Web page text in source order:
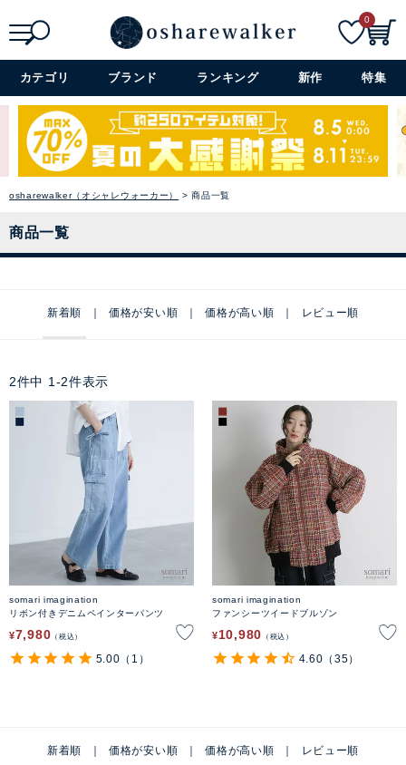
詳細検索+
0
カテゴリ ブランド ランキング 新作 特集
osharewalker（オシャレウォーカー） 商品一覧
商品一覧
新着順 価格が安い順 価格が高い順 レビュー順
2件中 1 -2件表示
somari imagination
リボン付きデニムペインターパンツ
¥7,980 税込
5.00 （1）
somari imagination
ファンシーツイードブルゾン
¥10,980 税込
4.60 （35）
新着順 価格が安い順 価格が高い順 レビュー順